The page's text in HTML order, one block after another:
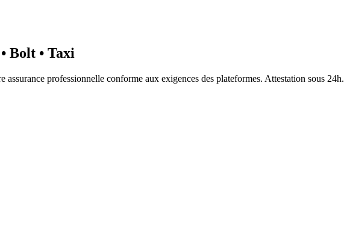
Bolt • Taxi
assurance professionnelle conforme aux exigences des plateformes. Attestation sous 24h.